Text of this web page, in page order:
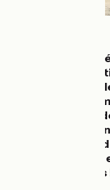
L’Académie de
l’autorisation
thérapeutiques,
étaient nés ! Ne
dans les ruelles
maisons
visite du musée
source du
parler le béarnais